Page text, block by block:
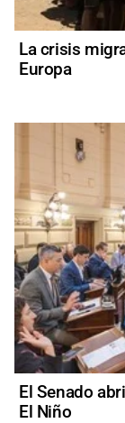
La crisis
Europa
El Senado
El Niño